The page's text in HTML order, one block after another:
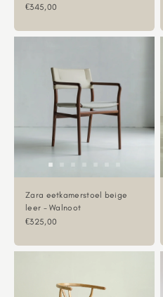
Aanbiedingsprijs
€345,00
Zara eetkamerstoel beige
leer - Walnoot
Aanbiedingsprijs
€325,00